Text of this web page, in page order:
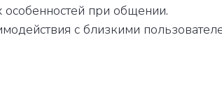
при общении.
с близкими